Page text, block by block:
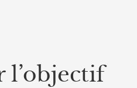
l’objectif